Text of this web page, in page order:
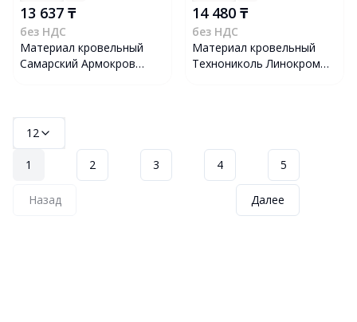
13 637 ₸
без НДС
Материал кровельный
Самарский Армокров
14 480 ₸
без НДС
Материал кровельный
Технониколь Линокром
12
Назад
1 2 3 4 5
Далее